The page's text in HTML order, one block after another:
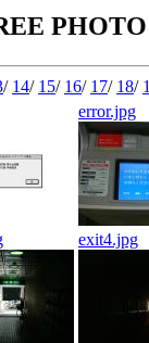
/ 14/ 15/ 16/ 17/ 18/
error.jpg
exit4.jpg